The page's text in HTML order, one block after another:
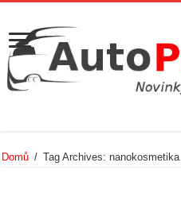
Domů / Tag Archives: nanokosmetika